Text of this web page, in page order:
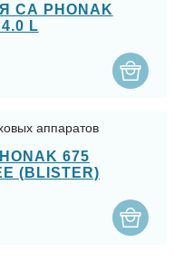
PHONAK
4.0 L
аппаратов
675
(BLISTER)